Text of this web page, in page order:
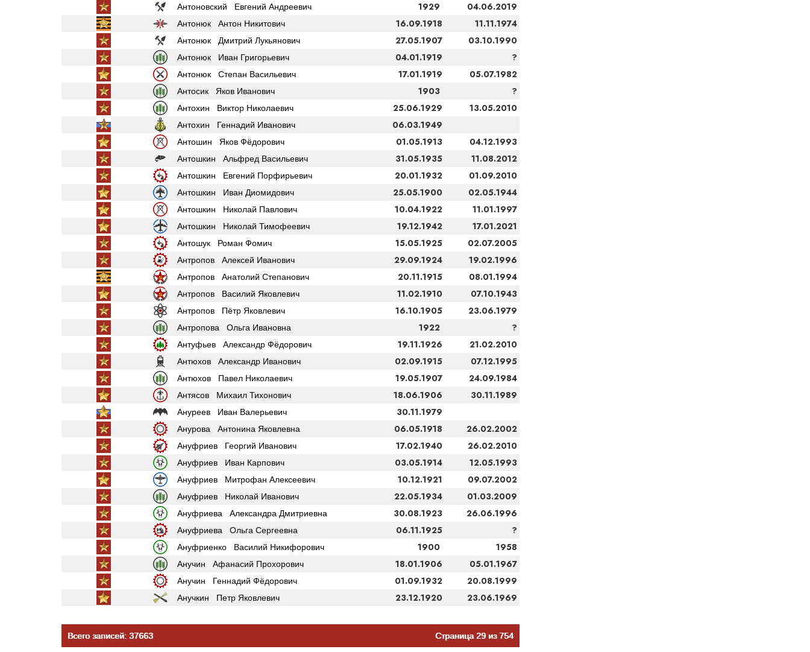
Антоновский Евгений Андреевич 1929 04.06.2019
Антонюк Антон Никитович 16.09.1918 11.11.1974
Антонюк Дмитрий Лукьянович 27.05.1907 03.10.1990
Антонюк Иван Григорьевич 04.01.1919 ?
Антонюк Степан Васильевич 17.01.1919 05.07.1982
Антосик Яков Иванович 1903 ?
Антохин Виктор Николаевич 25.06.1929 13.05.2010
Антохин Геннадий Иванович 06.03.1949
Антошин Яков Фёдорович 01.05.1913 04.12.1993
Антошкин Альфред Васильевич 31.05.1935 11.08.2012
Антошкин Евгений Порфирьевич 20.01.1932 01.09.2010
Антошкин Иван Диомидович 25.05.1900 02.05.1944
Антошкин Николай Павлович 10.04.1922 11.01.1997
Антошкин Николай Тимофеевич 19.12.1942 17.01.2021
Антошук Роман Фомич 15.05.1925 02.07.2005
Антропов Алексей Иванович 29.09.1924 19.02.1996
Антропов Анатолий Степанович 20.11.1915 08.01.1994
Антропов Василий Яковлевич 11.02.1910 07.10.1943
Антропов Пётр Яковлевич 16.10.1905 23.06.1979
Антропова Ольга Ивановна 1922 ?
Антуфьев Александр Фёдорович 19.11.1926 21.02.2010
Антюхов Александр Иванович 02.09.1915 07.12.1995
Антюхов Павел Николаевич 19.05.1907 24.09.1984
Антясов Михаил Тихонович 18.06.1906 30.11.1989
Ануреев Иван Валерьевич 30.11.1979
Анурова Антонина Яковлевна 06.05.1918 26.02.2002
Ануфриев Георгий Иванович 17.02.1940 26.02.2010
Ануфриев Иван Карпович 03.05.1914 12.05.1993
Ануфриев Митрофан Алексеевич 10.12.1921 09.07.2002
Ануфриев Николай Иванович 22.05.1934 01.03.2009
Ануфриева Александра Дмитриевна 30.08.1923 26.06.1996
Ануфриева Ольга Сергеевна 06.11.1925 ?
Ануфриенко Василий Никифорович 1900 1958
Анучин Афанасий Прохорович 18.01.1906 05.01.1967
Анучин Геннадий Фёдорович 01.09.1932 20.08.1999
Анучкин Петр Яковлевич 23.12.1920 23.06.1969
Всего записей: 37663 Страница 29 из 754